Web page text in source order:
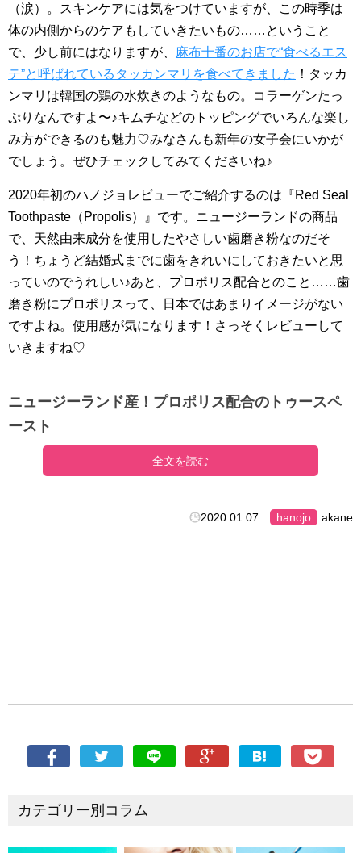
（涙）。スキンケアには気をつけていますが、この時季は
体の内側からのケアもしていきたいもの……ということ
で、少し前にはなりますが、 麻布十番のお店で“食べるエス
テ”と呼ばれているタッカンマリを食べてきました ！タッカ
ンマリは韓国の鶏の水炊きのようなもの。コラーゲンたっ
ぷりなんですよ〜♪キムチなどのトッピングでいろんな楽し
み方ができるのも魅力♡みなさんも新年の女子会にいかが
でしょう。ぜひチェックしてみてくださいね♪
2020年初のハノジョレビューでご紹介するのは『Red Seal
Toothpaste（Propolis）』です。ニュージーランドの商品
で、天然由来成分を使用したやさしい歯磨き粉なのだそ
う！ちょうど結婚式までに歯をきれいにしておきたいと思
っていのでうれしい♪あと、プロポリス配合とのこと……歯
磨き粉にプロポリスって、日本ではあまりイメージがない
ですよね。使用感が気になります！さっそくレビューして
いきますね♡
ニュージーランド産！プロポリス配合のトゥースペ
ースト
全文を読む
2020.01.07 hanojo akane
カテゴリー別コラム